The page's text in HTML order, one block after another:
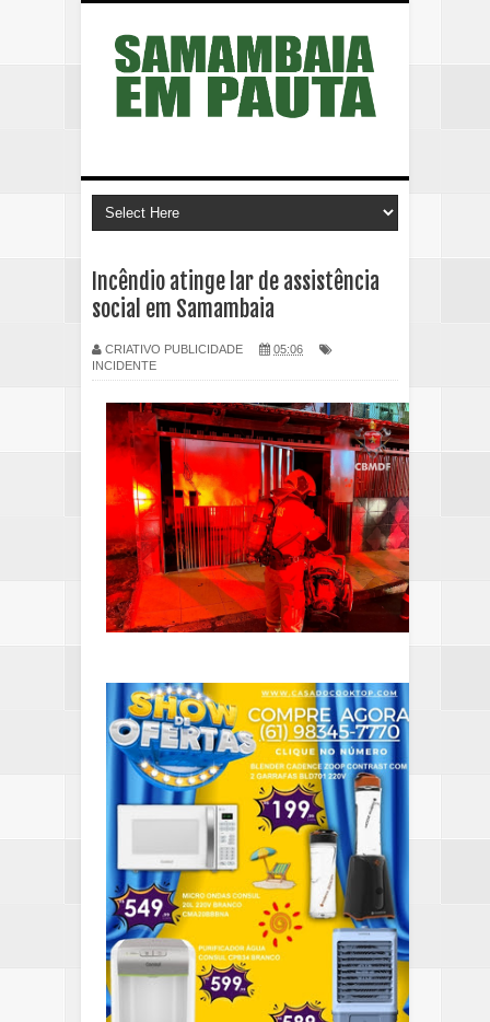
Incêndio atinge lar de assistência
social em Samambaia
CRIATIVO PUBLICIDADE
05:06
INCIDENTE